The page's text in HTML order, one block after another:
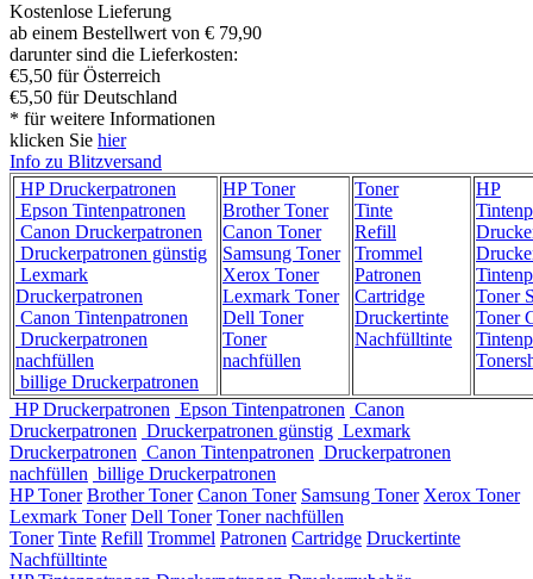
Kostenlose Lieferung
ab einem Bestellwert von € 79,90
darunter sind die Lieferkosten:
€5,50 für Österreich
€5,50 für Deutschland
* für weitere Informationen
klicken Sie hier
Info zu Blitzversand
HP Druckerpatronen
Epson Tintenpatronen
Canon Druckerpatronen
Druckerpatronen günstig
Lexmark
Druckerpatronen
Canon Tintenpatronen
Druckerpatronen
nachfüllen
billige Druckerpatronen
HP Toner
Brother Toner
Canon Toner
Samsung Toner
Xerox Toner
Lexmark Toner
Dell Toner
Toner
nachfüllen
Toner
Tinte
Refill
Trommel
Patronen
Cartridge
Druckertinte
Nachfülltinte
HP
Toner
Toner
HP Druckerpatronen Epson Tintenpatronen Canon
Druckerpatronen Druckerpatronen günstig Lexmark
Druckerpatronen Canon Tintenpatronen Druckerpatronen
nachfüllen billige Druckerpatronen
HP Toner Brother Toner Canon Toner Samsung Toner Xerox Toner
Lexmark Toner Dell Toner Toner nachfüllen
Toner Tinte Refill Trommel Patronen Cartridge Druckertinte
Nachfülltinte